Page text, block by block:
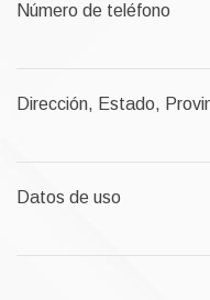
Número de teléfono
Dirección, Estado,
Datos de uso